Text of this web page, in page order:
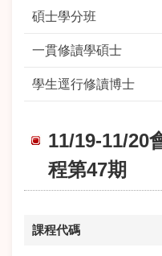
碩士學分班
一貫修讀學碩士
學生逕行修讀博士
11/19-11/20
程第47期
課程代碼